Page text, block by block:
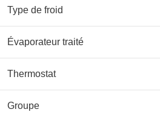
Type de froid
Évaporateur traité
Thermostat
Groupe